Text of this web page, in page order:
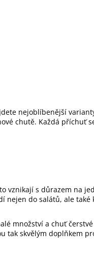
nejoblíbenější
chutě. Každá příchuť
vznikají s důrazem na
nejen do salátů, ale
množství a chuť
tak skvělým doplňkem